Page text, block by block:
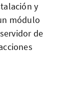
y
módulo
de